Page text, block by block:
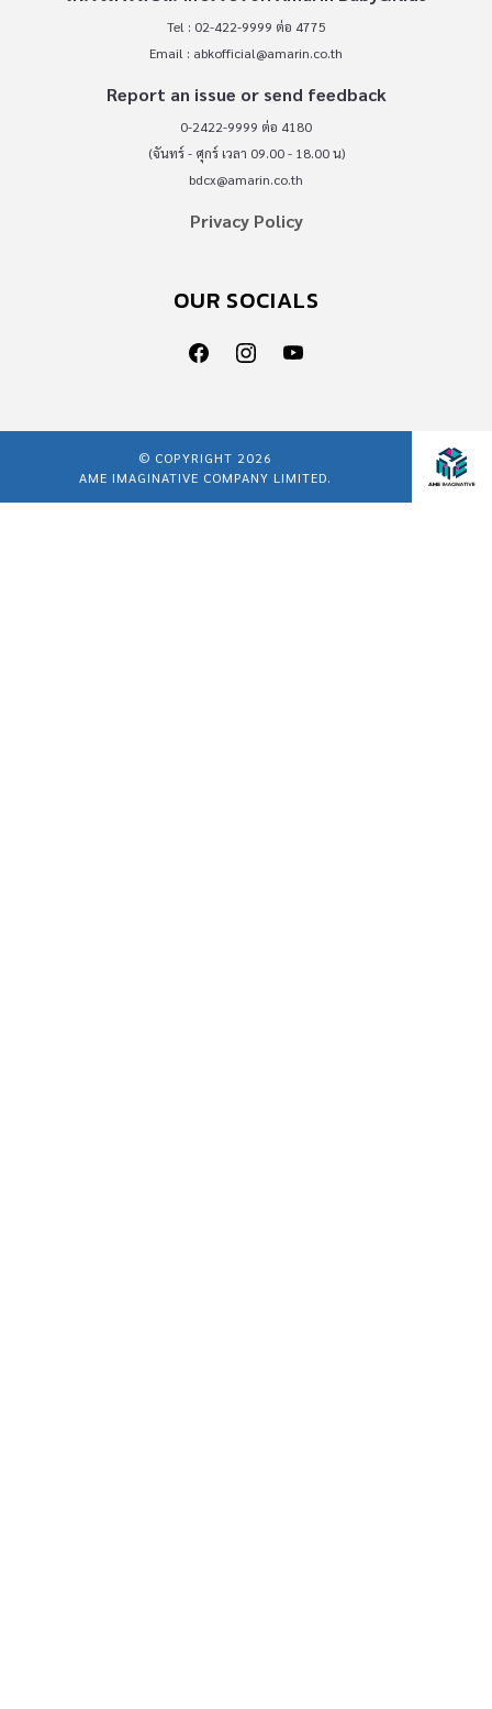
Tel : 02-422-9999 ต่อ 4775
Email : abkofficial@amarin.co.th
Report an issue or send feedback
0-2422-9999 ต่อ 4180
(จันทร์ - ศุกร์ เวลา 09.00 - 18.00 น)
bdcx@amarin.co.th
Privacy Policy
OUR SOCIALS
© COPYRIGHT 2026
AME IMAGINATIVE COMPANY LIMITED.